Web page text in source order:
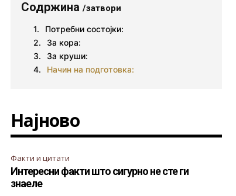
Содржина/затвори
Потребни состојки:
За кора:
За круши:
Начин на подготовка:
Најново
Факти и цитати
Интересни факти што сигурно не сте ги
знаеле